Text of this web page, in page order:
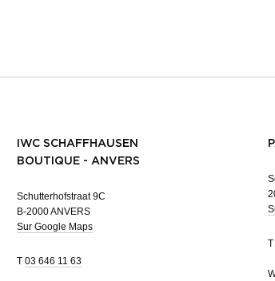
IWC SCHAFFHAUSEN
BOUTIQUE - ANVERS
Schutterhofstraat 9C
B-2000 ANVERS
Sur Google Maps
T 03 646 11 63
T